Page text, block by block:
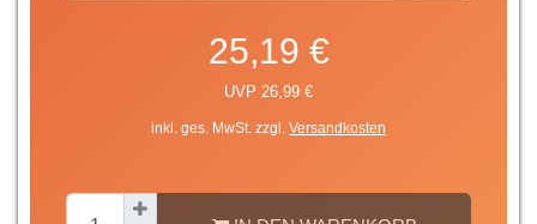
25,19 €
UVP 26,99 €
inkl. ges. MwSt. zzgl. Versandkosten